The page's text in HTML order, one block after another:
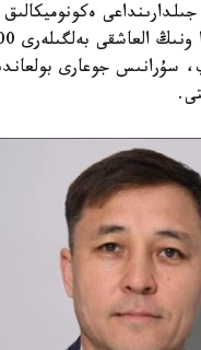
ا ق ش-تا وتكەن عاسىردىڭ 70- 80 -
جوعارى